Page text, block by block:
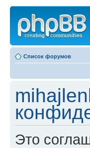
Список форумов
Это